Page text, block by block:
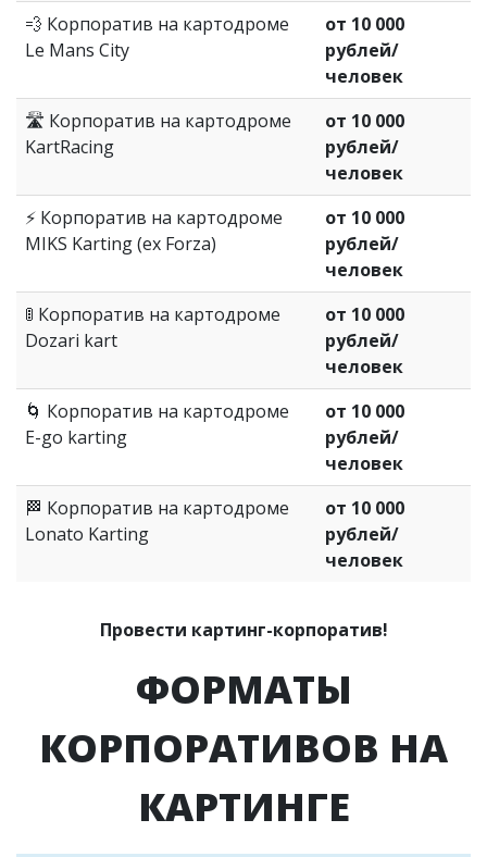
💨 Корпоратив на картодроме
Le Mans City
от 10 000
рублей/
человек
🛣️ Корпоратив на картодроме
KartRacing
от 10 000
рублей/
человек
⚡ Корпоратив на картодроме
MIKS Karting (ex Forza)
от 10 000
рублей/
человек
🚦 Корпоратив на картодроме
Dozari kart
от 10 000
рублей/
человек
🌀 Корпоратив на картодроме
E-go karting
от 10 000
рублей/
человек
🏁 Корпоратив на картодроме
Lonato Karting
от 10 000
рублей/
человек
Провести картинг-корпоратив!
ФОРМАТЫ
КОРПОРАТИВОВ НА
КАРТИНГЕ